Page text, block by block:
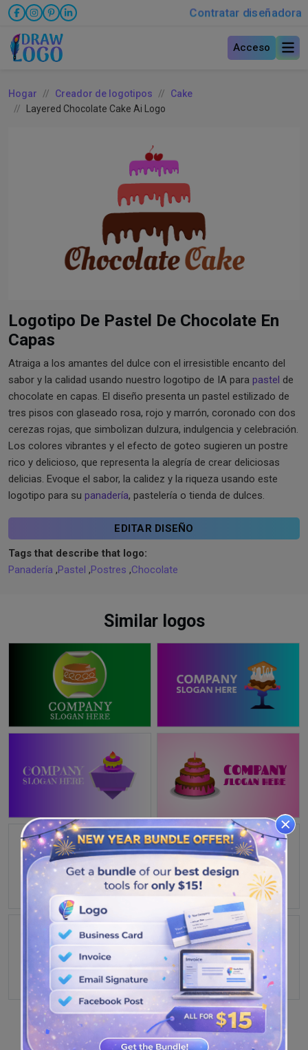
Contratar diseñadora
Acceso
Hogar Creador de logotipos
Cake
Layered Chocolate Cake Ai Logo
Logotipo De Pastel De Chocolate En
Capas
Atraiga a los amantes del dulce con el irresistible encanto del
sabor y la calidad usando nuestro logotipo de IA para pastel de
chocolate en capas. El diseño presenta un pastel estilizado de
tres pisos con glaseado rosa, rojo y marrón, coronado con dos
cerezas rojas, que simbolizan dulzura, indulgencia y celebración.
Los colores vibrantes y el efecto de goteo sugieren un postre
rico y delicioso, que representa la alegría de crear deliciosas
delicias. Evoque el sabor, la calidez y la riqueza usando este
logotipo para su panadería, pastelería o tienda de dulces.
EDITAR DISEÑO
Tags that describe that logo:
Panadería ,Pastel ,Postres ,Chocolate
Similar logos
VER MÁS DISEÑOS